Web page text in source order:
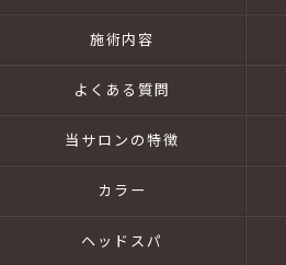
施術内容
よくある質問
当サロンの特徴
カラー
ヘッドスパ